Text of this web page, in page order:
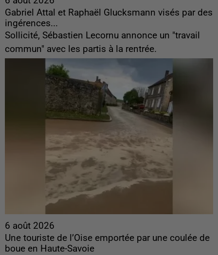
Gabriel Attal et Raphaël Glucksmann visés par des
ingérences...
Sollicité, Sébastien Lecornu annonce un "travail
commun" avec les partis à la rentrée.
6 août 2026
Une touriste de l’Oise emportée par une coulée de
boue en Haute-Savoie